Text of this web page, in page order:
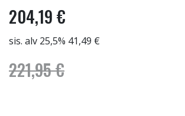
204,19 €
sis. alv 25,5% 41,49 €
221,95 €